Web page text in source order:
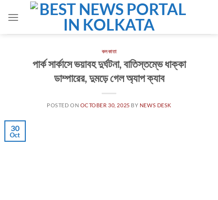
কলকাতা
পার্ক সার্কাসে ভয়াবহ দুর্ঘটনা, বাতিস্তম্ভে ধাক্কা
ডাম্পারের, দুমড়ে গেল অ্যাপ ক্যাব
POSTED ON OCTOBER 30, 2025 BY NEWS DESK
30
Oct